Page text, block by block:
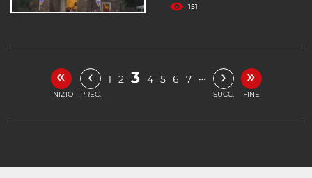
151
«
INIZIO
‹
PREC.
1 2 3 4 5 6 7 … ›
SUCC.
»
FINE